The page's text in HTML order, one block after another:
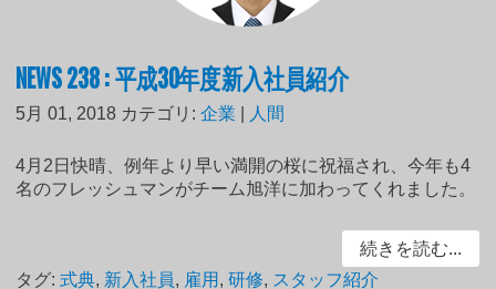
NEWS 238 : 平成30年度新入社員紹介
5月 01, 2018 カテゴリ:企業 人間
4月2日快晴、例年より早い満開の桜に祝福され、今年も4
名のフレッシュマンがチーム旭洋に加わってくれました。
続きを読む...
タグ:式典, 新入社員, 雇用 ,研修, スタッフ紹介